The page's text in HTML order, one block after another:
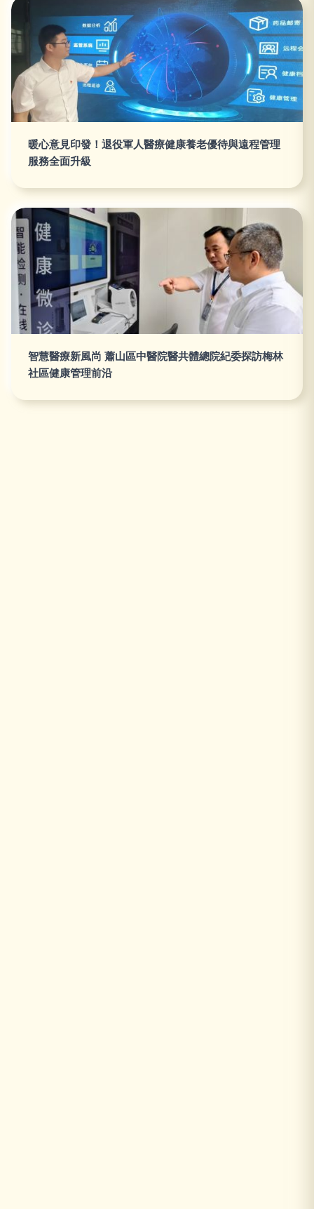
暖心意見印發！退役軍人醫療健康養老優待與遠程管理
服務全面升級
智慧醫療新風尚 蕭山區中醫院醫共體總院紀委探訪梅林
社區健康管理前沿